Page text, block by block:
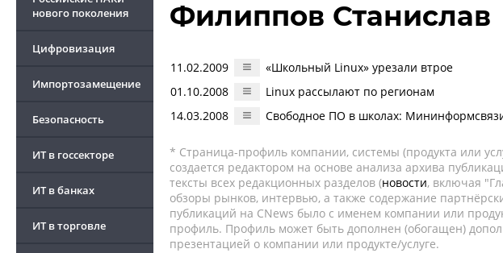
нового поколения
Цифровизация
Импортозамещение
Безопасность
ИТ в госсекторе
ИТ в банках
ИТ в торговле
Филиппов Станислав
11.02.2009
«Школьный Linux» урезали втрое
01.10.2008
Linux рассылают по регионам
14.03.2008
Свободное ПО в школах:
* Страница-профиль компании, системы (продукта или
создается редактором на основе анализа архива
тексты всех редакционных разделов (новости, включая
обзоры рынков, интервью, а также содержание
публикаций на CNews было с именем компании или
профиль. Профиль может быть дополнен (обогащен)
презентацией о компании или продукте/услуге.